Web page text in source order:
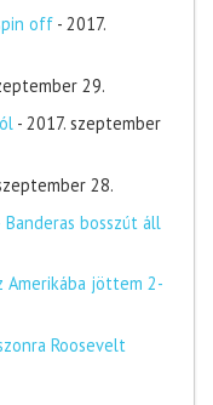
off - 2017.
29.
- 2017. szeptember
28.
bosszút áll
Amerikába jöttem 2-
Roosevelt